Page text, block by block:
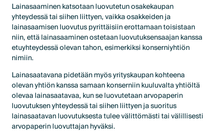
Lainasaaminen katsotaan luovutetun osakekaupan
yhteydessä tai siihen liittyen, vaikka osakkeiden ja
lainasaamisen luovutus pyrittäisiin erottamaan toisistaan
niin, että lainasaaminen ostetaan luovutuksensaajan kanssa
etuyhteydessä olevan tahon, esimerkiksi konserniyhtiön
nimiin.
Lainasaatavana pidetään myös yrityskaupan kohteena
olevan yhtiön kanssa samaan konserniin kuuluvalta yhtiöltä
olevaa lainasaatavaa, kun se luovutetaan arvopaperin
luovutuksen yhteydessä tai siihen liittyen ja suoritus
lainasaatavan luovutuksesta tulee välittömästi tai välillisesti
arvopaperin luovuttajan hyväksi.